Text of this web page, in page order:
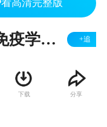
高清完整版
2022.2.28营养师培训 免疫学基础2 +追
下载 分享